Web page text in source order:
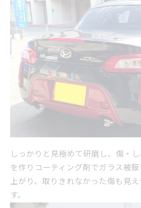
しっかりと見極めて研磨し、傷・
を作りコーティング剤でガラス被
上がり、取りきれなかった傷も見
す。